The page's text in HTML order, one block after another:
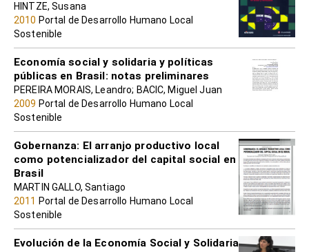
HINTZE, Susana
2010 Portal de Desarrollo Humano Local
Sostenible
Economía social y solidaria y políticas
públicas en Brasil: notas preliminares
PEREIRA MORAIS, Leandro; BACIC, Miguel Juan
2009 Portal de Desarrollo Humano Local
Sostenible
Gobernanza: El arranjo productivo local
como potencializador del capital social en
Brasil
MARTIN GALLO, Santiago
2011 Portal de Desarrollo Humano Local
Sostenible
Evolución de la Economía Social y Solidaria